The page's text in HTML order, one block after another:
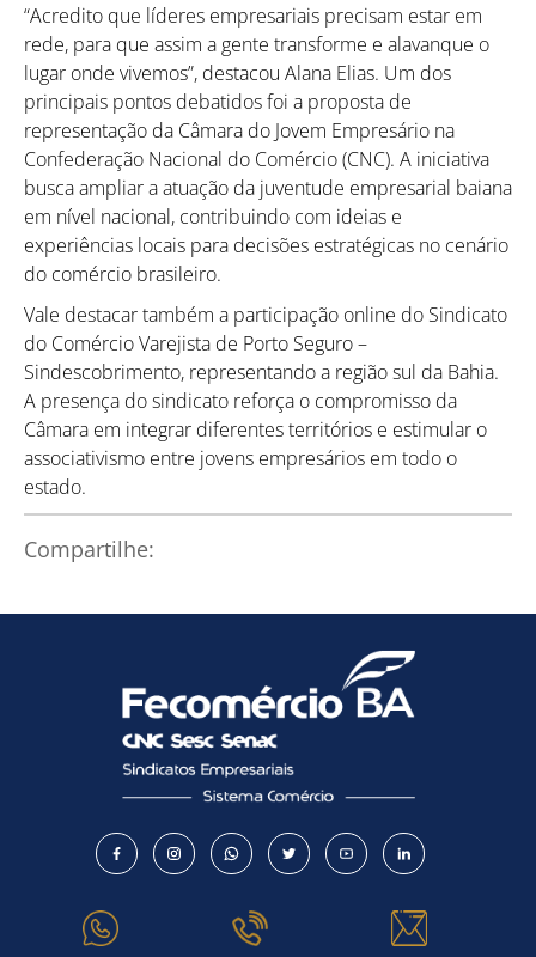
Como utilizar
“Acredito que líderes empresariais precisam estar em
rede, para que assim a gente transforme e alavanque o
lugar onde vivemos”, destacou Alana Elias. Um dos
principais pontos debatidos foi a proposta de
representação da Câmara do Jovem Empresário na
Confederação Nacional do Comércio (CNC). A iniciativa
busca ampliar a atuação da juventude empresarial baiana
em nível nacional, contribuindo com ideias e
experiências locais para decisões estratégicas no cenário
do comércio brasileiro.
Vale destacar também a participação online do Sindicato
do Comércio Varejista de Porto Seguro –
Sindescobrimento, representando a região sul da Bahia.
A presença do sindicato reforça o compromisso da
Câmara em integrar diferentes territórios e estimular o
associativismo entre jovens empresários em todo o
estado.
Compartilhe: